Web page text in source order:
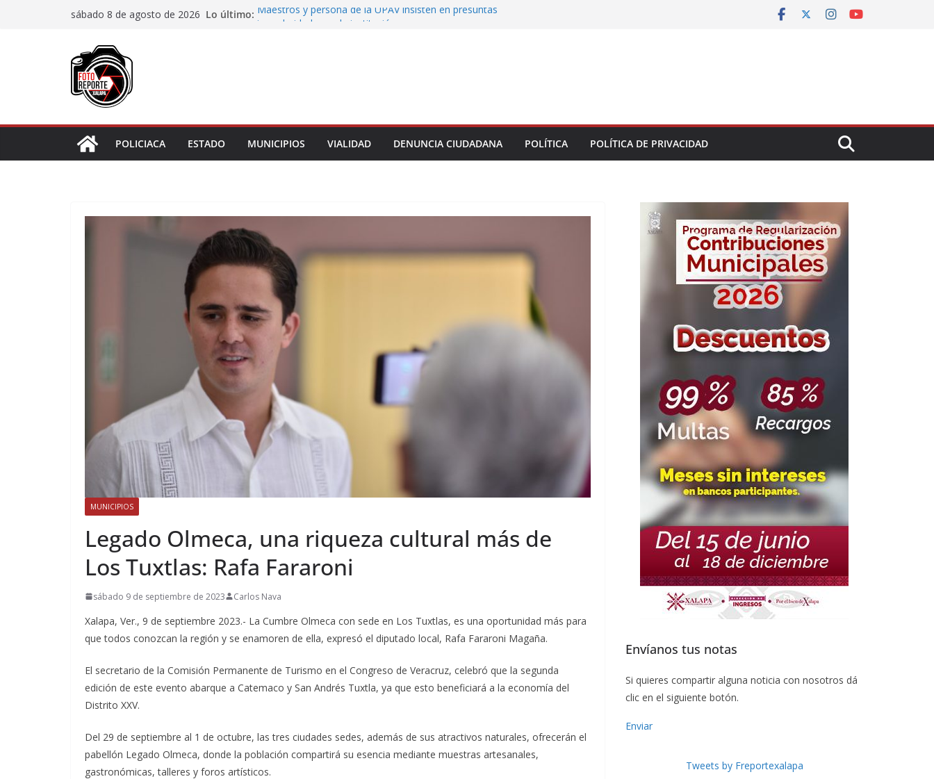
sábado 8 de agosto de 2026 Lo último: Maestros y persona de la UPAV insisten en presuntas
Impulsa Ayuntamiento de Veracruz la cultura de la prevención
en la niñez del municipio
POLICIACA ESTADO MUNICIPIOS VIALIDAD DENUNCIA CIUDADANA POLÍTICA POLÍTICA DE PRIVACIDAD
MUNICIPIOS
Legado Olmeca, una riqueza cultural más de
Los Tuxtlas: Rafa Fararoni
sábado 9 de septiembre de 2023 Carlos Nava
Xalapa, Ver., 9 de septiembre 2023.- La Cumbre Olmeca con sede en Los Tuxtlas, es una oportunidad más para
que todos conozcan la región y se enamoren de ella, expresó el diputado local, Rafa Fararoni Magaña.
El secretario de la Comisión Permanente de Turismo en el Congreso de Veracruz, celebró que la segunda
edición de este evento abarque a Catemaco y San Andrés Tuxtla, ya que esto beneficiará a la economía del
Distrito XXV.
Del 29 de septiembre al 1 de octubre, las tres ciudades sedes, además de sus atractivos naturales, ofrecerán el
pabellón Legado Olmeca, donde la población compartirá su esencia mediante muestras artesanales,
gastronómicas, talleres y foros artísticos.
Envíanos tus notas
Si quieres compartir alguna noticia con nosotros dá
clic en el siguiente botón.
Enviar
Tweets by Freportexalapa